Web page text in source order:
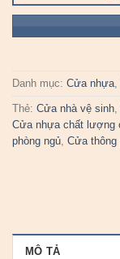
Danh mục: Cửa nhựa,
Thẻ: Cửa nhà vệ sinh,
Cửa nhựa chất lượng
phòng ngủ, Cửa thông
MÔ TẢ